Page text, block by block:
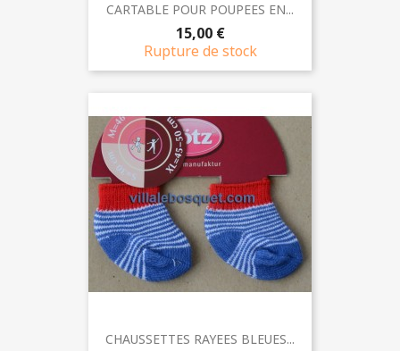
CARTABLE POUR POUPEES EN...
15,00 €
Rupture de stock
CHAUSSETTES RAYEES BLEUES...